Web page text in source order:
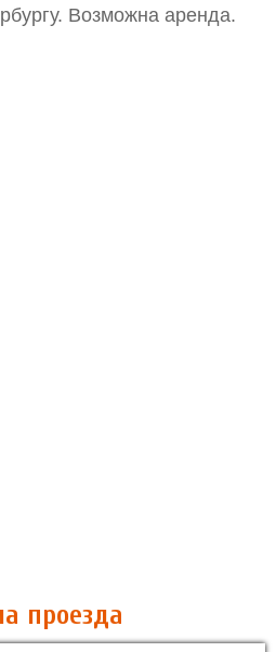
Возможна аренда.
проезда